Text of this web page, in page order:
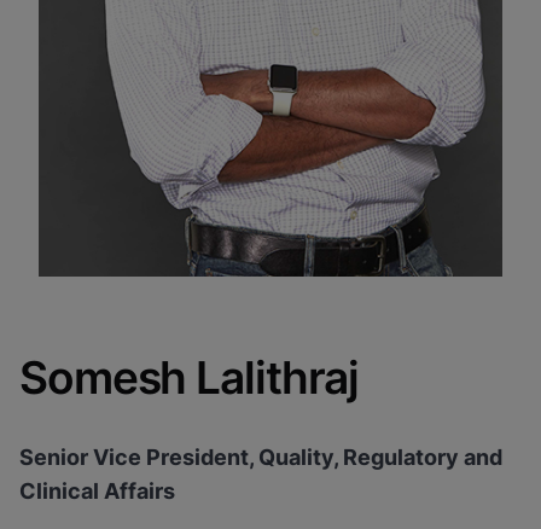
Somesh Lalithraj
Senior Vice President, Quality, Regulatory and
Clinical Affairs